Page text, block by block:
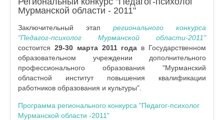
Мурманской области - 2011"
Заключительный этап регионального конкурса
"Педагог-психолог Мурманской области-2011"
состоится 29-30 марта 2011 года в Государственном
образовательном учреждении дополнительного
профессионального образования "Мурманский
областной институт повышения квалификации
работников образования и культуры".
Программа регионального конкурса "Педагог-психолог
Мурманской области -2011"